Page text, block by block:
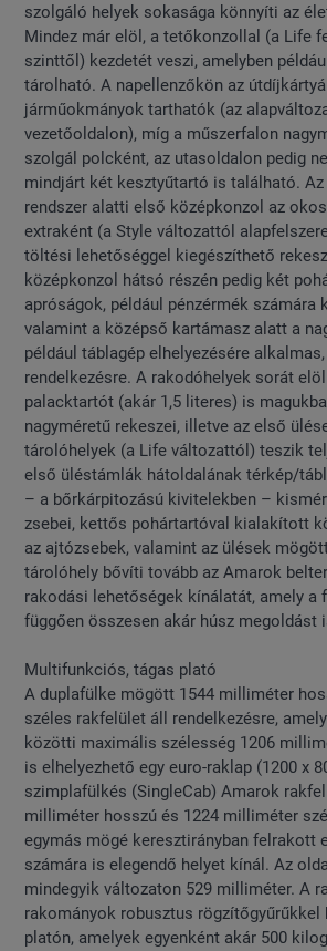
szolgáló helyek sokasága könnyíti az
Mindez már elöl, a tetőkonzollal (a Life
szinttől) kezdetét veszi, amelyben
tárolható. A napellenzőkön az
járműokmányok tarthatók (az
vezetőoldalon), míg a műszerfalon
szolgál polcként, az utasoldalon pedig
mindjárt két kesztyűtartó is található.
rendszer alatti első középkonzol az
extraként (a Style változattól
töltési lehetőséggel kiegészíthető
középkonzol hátsó részén pedig két
apróságok, például pénzérmék számára
valamint a középső kartámasz alatt a
például táblagép elhelyezésére alkalmas,
rendelkezésre. A rakodóhelyek sorát
palacktartót (akár 1,5 literes) is
nagyméretű rekeszei, illetve az első
tárolóhelyek (a Life változattól) teszik
első üléstámlák hátoldalának térkép/
– a bőrkárpitozású kivitelekben –
zsebei, kettős pohártartóval kialakított
az ajtózsebek, valamint az ülések
tárolóhely bővíti tovább az Amarok
rakodási lehetőségek kínálatát, amely a
függően összesen akár húsz megoldást
Multifunkciós, tágas plató
A duplafülke mögött 1544 milliméter
széles rakfelület áll rendelkezésre,
közötti maximális szélesség 1206
is elhelyezhető egy euro-raklap (1200 x
szimplafülkés (SingleCab) Amarok
milliméter hosszú és 1224 milliméter
egymás mögé keresztirányban felrakott
számára is elegendő helyet kínál. Az
mindegyik változaton 529 milliméter. A
rakományok robusztus
platón, amelyek egyenként akár 500